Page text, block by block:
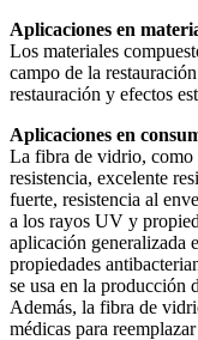
Aplicaciones en
Los materiales
campo de la
restauración y efectos
Aplicaciones en
La fibra de vidrio, como
resistencia, excelente
fuerte, resistencia al
a los rayos UV y
aplicación generalizada
propiedades
se usa en la producción
Además, la fibra de
médicas para